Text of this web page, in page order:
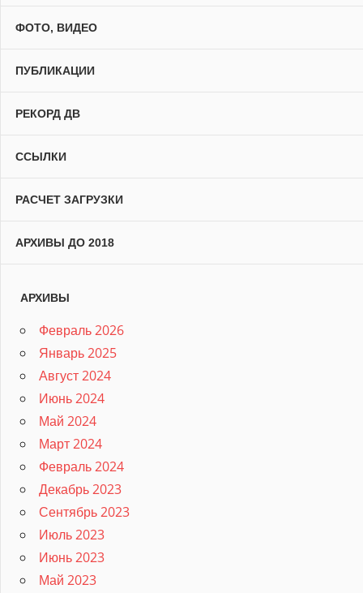
ФОТО, ВИДЕО
ПУБЛИКАЦИИ
РЕКОРД ДВ
ССЫЛКИ
РАСЧЕТ ЗАГРУЗКИ
АРХИВЫ ДО 2018
АРХИВЫ
Февраль 2026
Январь 2025
Август 2024
Июнь 2024
Май 2024
Март 2024
Февраль 2024
Декабрь 2023
Сентябрь 2023
Июль 2023
Июнь 2023
Май 2023